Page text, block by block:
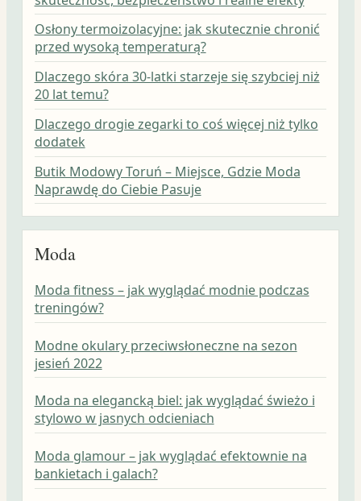
Osłony termoizolacyjne: jak skutecznie chronić
przed wysoką temperaturą?
Dlaczego skóra 30-latki starzeje się szybciej niż
20 lat temu?
Dlaczego drogie zegarki to coś więcej niż tylko
dodatek
Butik Modowy Toruń – Miejsce, Gdzie Moda
Naprawdę do Ciebie Pasuje
Moda
Moda fitness – jak wyglądać modnie podczas
treningów?
Modne okulary przeciwsłoneczne na sezon
jesień 2022
Moda na elegancką biel: jak wyglądać świeżo i
stylowo w jasnych odcieniach
Moda glamour – jak wyglądać efektownie na
bankietach i galach?